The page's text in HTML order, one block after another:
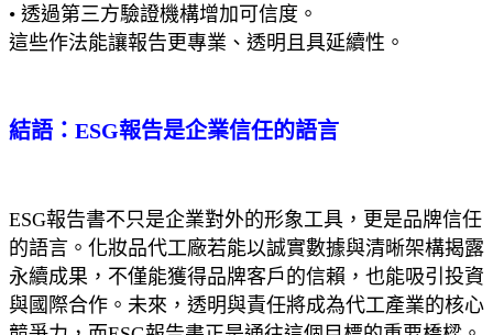
• 透過第三方驗證機構增加可信度。
這些作法能讓報告更專業、透明且具延續性。
結語：ESG報告是企業信任的語言
ESG報告書不只是企業對外的形象工具，更是品牌信任
的語言。化妝品代工廠若能以誠實數據與清晰架構揭露
永續成果，不僅能獲得品牌客戶的信賴，也能吸引投資
與國際合作。未來，透明與責任將成為代工產業的核心